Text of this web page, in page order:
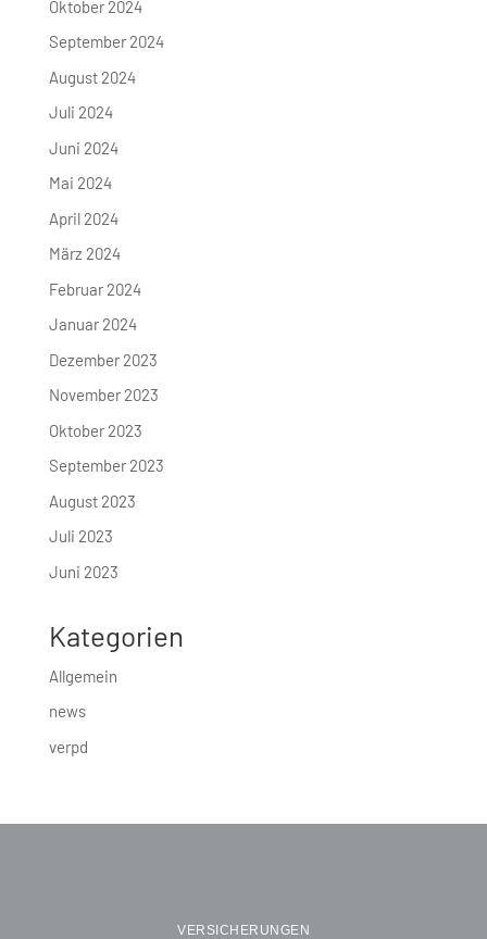
Oktober 2024
September 2024
August 2024
Juli 2024
Juni 2024
Mai 2024
April 2024
März 2024
Februar 2024
Januar 2024
Dezember 2023
November 2023
Oktober 2023
September 2023
August 2023
Juli 2023
Juni 2023
Kategorien
Allgemein
news
verpd
VERSICHERUNGEN